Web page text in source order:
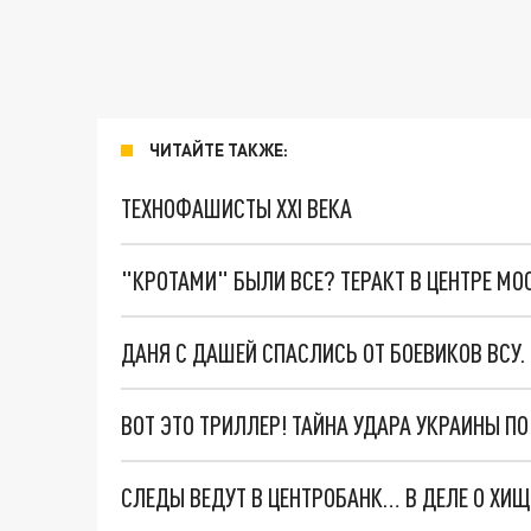
ЧИТАЙТЕ ТАКЖЕ:
ТЕХНОФАШИСТЫ XXI ВЕКА
"КРОТАМИ" БЫЛИ ВСЕ? ТЕРАКТ В ЦЕНТРЕ
ДАНЯ С ДАШЕЙ СПАСЛИСЬ ОТ БОЕВИКОВ
ВОТ ЭТО ТРИЛЛЕР! ТАЙНА УДАРА УКРАИНЫ